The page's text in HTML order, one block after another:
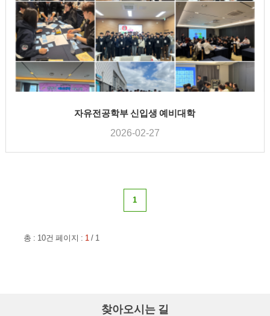
자유전공학부 신입생 예비대학
2026-02-27
1
총 : 10건 페이지 : 1/ 1
찾아오시는 길